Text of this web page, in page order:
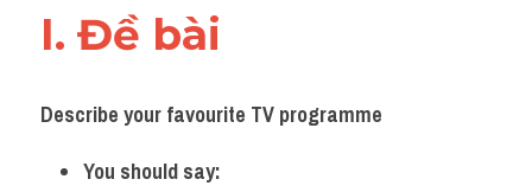
Part 2
Verb
Cấu trúc câu
I. Đề bài
Describe your favourite TV programme
You should say: